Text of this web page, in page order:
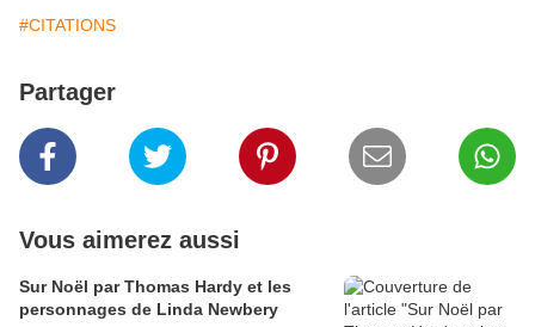
#CITATIONS
Partager
Vous aimerez aussi
Sur Noël par Thomas Hardy et les
personnages de Linda Newbery